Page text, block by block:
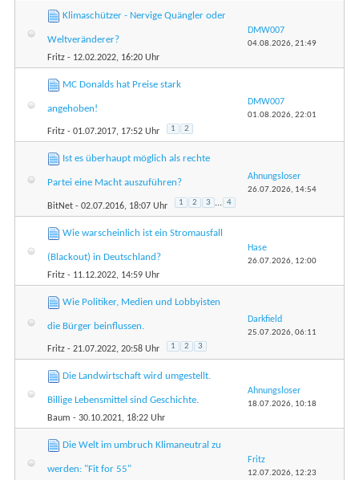
Klimaschützer - Nervige Quängler oder
Weltveränderer?
Fritz - 12.02.2022, 16:20 Uhr
DMW007
04.08.2026, 21:49
MC Donalds hat Preise stark
angehoben!
Fritz - 01.07.2017, 17:52 Uhr 1 2
DMW007
01.08.2026, 22:01
Ist es überhaupt möglich als rechte
Partei eine Macht auszuführen?
BitNet - 02.07.2016, 18:07 Uhr 1 2 3 ... 4
Ahnungsloser
26.07.2026, 14:54
Wie warscheinlich ist ein Stromausfall
(Blackout) in Deutschland?
Fritz - 11.12.2022, 14:59 Uhr
Hase
26.07.2026, 12:00
Wie Politiker, Medien und Lobbyisten
die Bürger beinflussen.
Fritz - 21.07.2022, 20:58 Uhr 1 2 3
Darkfield
25.07.2026, 06:11
Die Landwirtschaft wird umgestellt.
Billige Lebensmittel sind Geschichte.
Baum - 30.10.2021, 18:22 Uhr
Ahnungsloser
18.07.2026, 10:18
Die Welt im umbruch Klimaneutral zu
werden: "Fit for 55"
Fritz
12.07.2026, 12:23